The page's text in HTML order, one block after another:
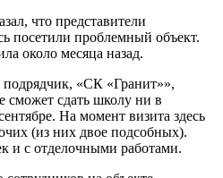
что представители
посетили проблемный объект.
около месяца назад.
подрядчик, «СК «Гранит»»,
сможет сдать школу ни в
На момент визита здесь
(из них двое подсобных).
и с отделочными работами.